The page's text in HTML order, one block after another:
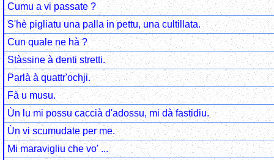
Cumu a vi passate ?
S'hè pigliatu una palla in pettu, una cultillata.
Cun quale ne hà ?
Stàssine à denti stretti.
Parlà à quattr'ochji.
Fà u musu.
Ùn lu mi possu caccià d'adossu, mi dà fastidiu.
Ùn vi scumudate per me.
Mi maravigliu che vo' ...